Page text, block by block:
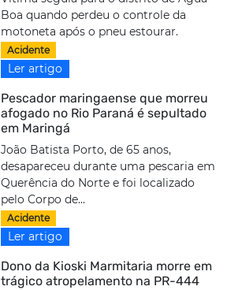
Boa quando perdeu o controle da
motoneta após o pneu estourar.
Acidente
Ler artigo
Pescador maringaense que morreu
afogado no Rio Paraná é sepultado
em Maringá
João Batista Porto, de 65 anos,
desapareceu durante uma pescaria em
Querência do Norte e foi localizado
pelo Corpo de...
Acidente
Ler artigo
Dono da Kioski Marmitaria morre em
trágico atropelamento na PR-444